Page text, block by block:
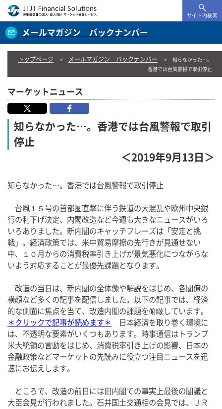
サイト内検索
メールマガジン バックナンバー
トップページ メールマガジン バックナンバー
知らなかった…。
香港では台風警報で取引停止
マーケットニュース
知らなかった…。香港では台風警報で取引
停止
＜2019年9月13日＞
知らなかった…。香港では台風警報で取引停止
台風１５号の首都圏直撃に伴う鉄道の大混乱や欧州中央銀
行の利下げ決定、内閣改造など今週も大きなニュースがいろ
いろありました。新内閣のキャッチフレーズは「安定と挑
戦」。経済政策では、米中貿易摩擦の先行きが見通せない
中、１０月からの消費税率引き上げが景気悪化につながらな
いよう対応することが最優先課題となります。
改造の当日は、新内閣の全体像や解説をはじめ、各閣僚の
横顔など多くの記事を配信しました。以下の記事では、経済
的な側面に焦点を当て、改造内閣の課題を俯瞰しています。
＊クリックで記事が読めます＊
日本経済を取り巻く環境に
は、不透明な要素がいくつもあります。時事通信はトランプ
米大統領の言動をはじめ、消費税率引き上げの影響、日本の
金融政策などマーケットの先読みに役立つ注目ニュースを迅
速にお伝えします。
ところで、改造の前日には旧内閣での事実上最後の閣議と
大臣会見が行われました。石井国土交通相の会見では、ＪＲ